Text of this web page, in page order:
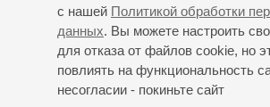
с нашей Политикой обработки
данных. Вы можете настроить
для отказа от файлов cookie, но
повлиять на функциональность
несогласии - покиньте сайт
оркестромфинал;Мендельсон:
скрипки с оркестромфинал;И.
Куплеты Адели из оперетты
Вебер: Квинтет для кларнета и
Россини: Увертюра к опере